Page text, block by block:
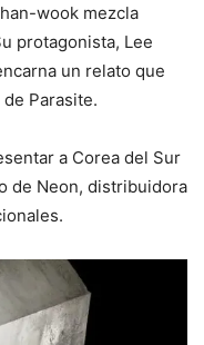
wook mezcla
protagonista, Lee
un relato que
Parasite.
a Corea del Sur
de Neon, distribuidora